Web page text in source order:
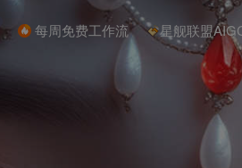
每周免费工作流 星舰联盟